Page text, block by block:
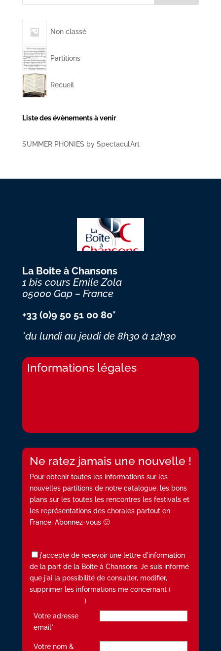
Non classé
Partitions
Recueil
Liste des évènements à venir
SUMMER PHONIES by Spectacul’Art
La Boite à Chansons
1 bis cours Emile Zola
05000 Gap – France
+33 (0)9 50 51 00 80*
*du lundi au jeudi de 8h30 à 12h30
Informations légales
Ne ratez jamais une nouvelle !
Pour obtenir toutes les informations sur les
nouvelles partitions de notre catalogue, les bons
plans sur les toutes les rencontres les festivals et
les représentations des chorales partout en
France. Abonnez-vous 🙂
j'accepte de recevoir une lettre d'information
de la part de la Boite à Chansons. Je suis informé
que j'ai la possibilité de consulter, modifier,
supprimer les informations me concernant (
)
Votre adresse
email*
Votre nom &